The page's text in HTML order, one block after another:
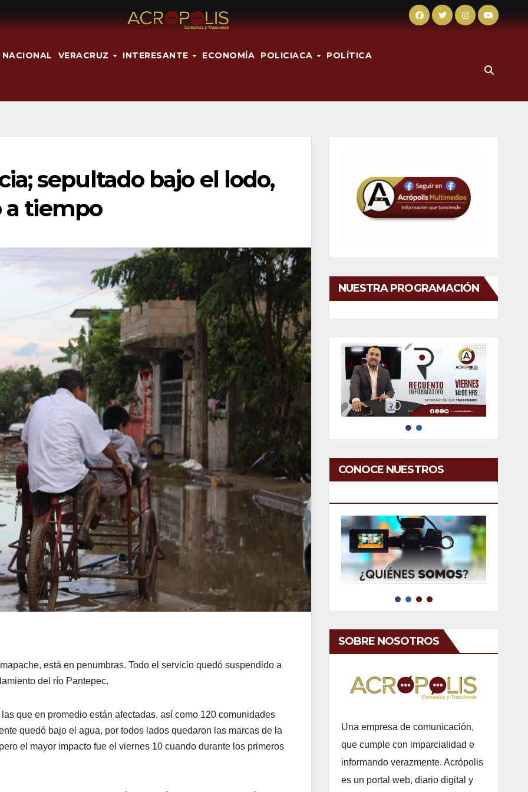
NACIONAL VERACRUZ INTERESANTE ECONOMÍA POLICIACA POLÍTICA
sepultado bajo el lodo,
a tiempo
está en penumbras. Todo el servicio quedó suspendido a
del río Pantepec.
que en promedio están afectadas, así como 120 comunidades
quedó bajo el agua, por todos lados quedaron las marcas de la
el mayor impacto fue el viernes 10 cuando durante los primeros
NUESTRA PROGRAMACIÓN
CONOCE NUESTROS
SOBRE NOSOTROS
Una empresa de comunicación,
que cumple con imparcialidad e
informando verazmente. Acrópolis
es un portal web, diario digital y